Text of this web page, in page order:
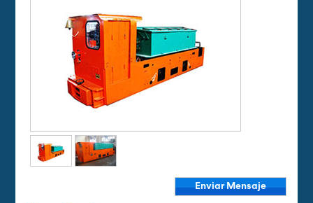
Enviar Mensaje